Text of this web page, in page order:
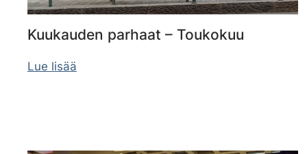
Kuukauden parhaat – Toukokuu
Lue lisää